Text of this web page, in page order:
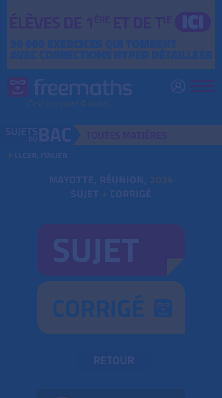
LLCER, ITALIEN
MAYOTTE, RÉUNION, 2024
SUJET + CORRIGÉ
CORRIGÉ
RETOUR